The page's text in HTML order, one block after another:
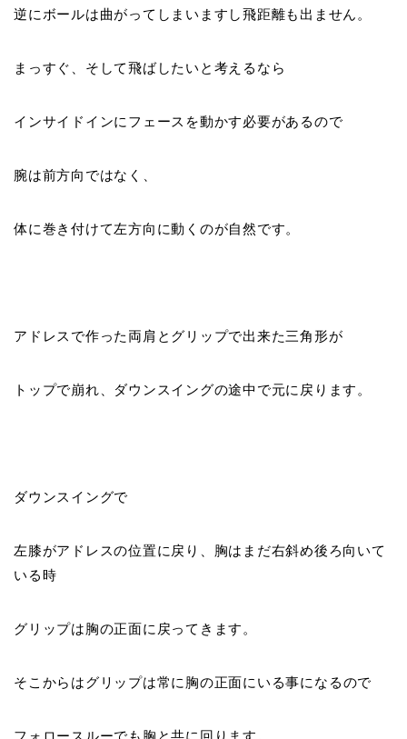
逆にボールは曲がってしまいますし飛距離も出ません。
まっすぐ、そして飛ばしたいと考えるなら
インサイドインにフェースを動かす必要があるので
腕は前方向ではなく、
体に巻き付けて左方向に動くのが自然です。
アドレスで作った 両肩とグリップで出来た三角形が
トップで崩れ、ダウンスイングの途中で元に戻ります。
ダウンスイングで
左膝がアドレスの位置に戻り、胸はまだ右斜め後ろ向いて
いる時
グリップは胸の正面に戻ってきます。
そこからはグリップは常に胸の正面にいる事になるので
フォロースルーでも 胸と共に回ります。